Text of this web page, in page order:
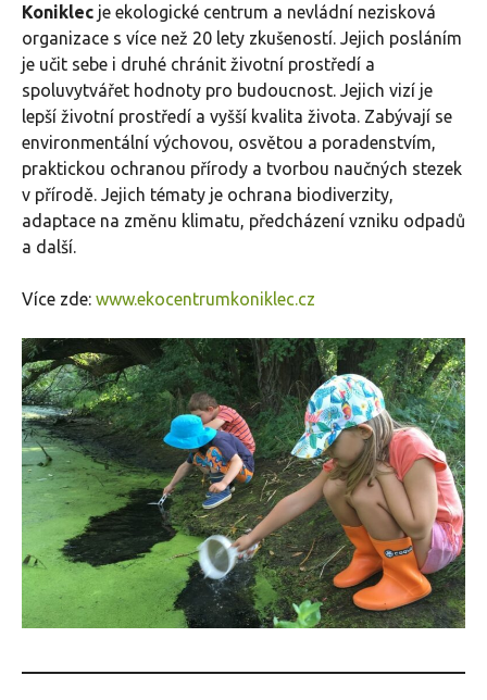
Koniklec je ekologické centrum a nevládní nezisková
organizace s více než 20 lety zkušeností. Jejich posláním
je učit sebe i druhé chránit životní prostředí a
spoluvytvářet hodnoty pro budoucnost. Jejich vizí je
lepší životní prostředí a vyšší kvalita života. Zabývají se
environmentální výchovou, osvětou a poradenstvím,
praktickou ochranou přírody a tvorbou naučných stezek
v přírodě. Jejich tématy je ochrana biodiverzity,
adaptace na změnu klimatu, předcházení vzniku odpadů
a další.
Více zde: www.ekocentrumkoniklec.cz